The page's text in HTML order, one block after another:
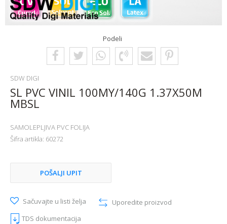
Podeli
SDW DIGI
SL PVC VINIL 100MY/140G 1.37X50M
MBSL
SAMOLEPLJIVA PVC FOLIJA
Šifra artikla: 60272
POŠALJI UPIT
Sačuvajte u listi želja
Uporedite proizvod
TDS dokumentacija